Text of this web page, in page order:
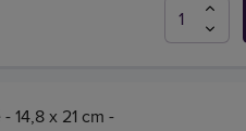
14,8 x 21 cm -